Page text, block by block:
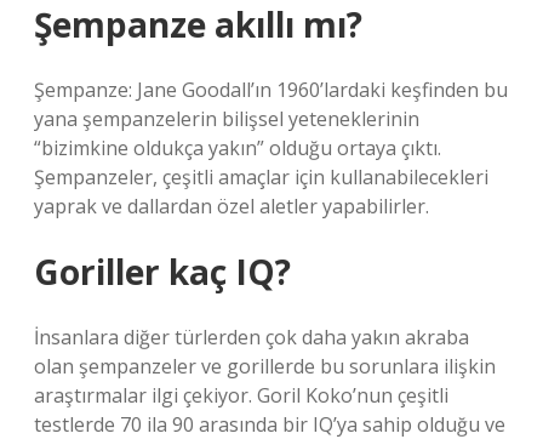
Şempanze akıllı mı?
Şempanze: Jane Goodall’ın 1960’lardaki keşfinden bu
yana şempanzelerin bilişsel yeteneklerinin
“bizimkine oldukça yakın” olduğu ortaya çıktı.
Şempanzeler, çeşitli amaçlar için kullanabilecekleri
yaprak ve dallardan özel aletler yapabilirler.
Goriller kaç IQ?
İnsanlara diğer türlerden çok daha yakın akraba
olan şempanzeler ve gorillerde bu sorunlara ilişkin
araştırmalar ilgi çekiyor. Goril Koko’nun çeşitli
testlerde 70 ila 90 arasında bir IQ’ya sahip olduğu ve